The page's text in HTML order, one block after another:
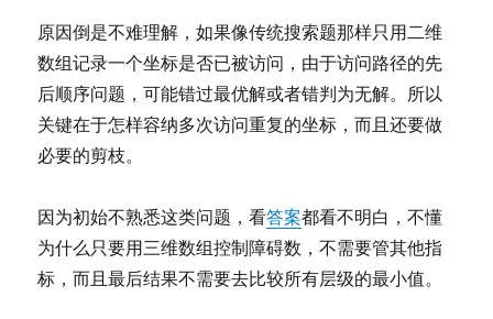
原因倒是不难理解，如果像传统搜索题那样只用二维
数组记录一个坐标是否已被访问，由于访问路径的先
后顺序问题，可能错过最优解或者错判为无解。所以
关键在于怎样容纳多次访问重复的坐标，而且还要做
必要的剪枝。
因为初始不熟悉这类问题，看答案都看不明白，不懂
为什么只要用三维数组控制障碍数，不需要管其他指
标，而且最后结果不需要去比较所有层级的最小值。